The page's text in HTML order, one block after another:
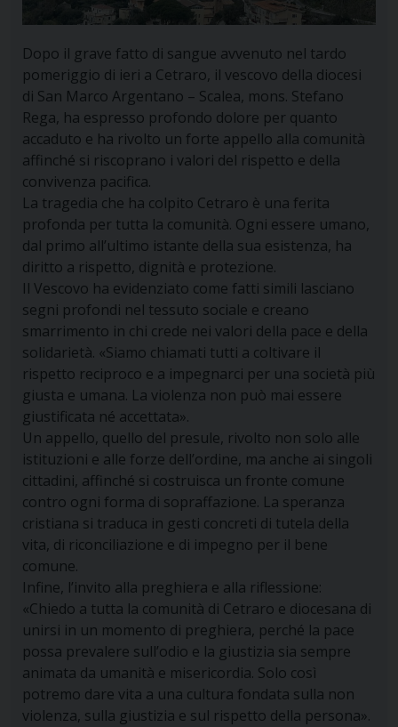
Dopo il grave fatto di sangue avvenuto nel tardo
pomeriggio di ieri a Cetraro, il vescovo della diocesi
di San Marco Argentano – Scalea, mons. Stefano
Rega, ha espresso profondo dolore per quanto
accaduto e ha rivolto un forte appello alla comunità
affinché si riscoprano i valori del rispetto e della
convivenza pacifica.
La tragedia che ha colpito Cetraro è una ferita
profonda per tutta la comunità. Ogni essere umano,
dal primo all’ultimo istante della sua esistenza, ha
diritto a rispetto, dignità e protezione.
Il Vescovo ha evidenziato come fatti simili lasciano
segni profondi nel tessuto sociale e creano
smarrimento in chi crede nei valori della pace e della
solidarietà. «Siamo chiamati tutti a coltivare il
rispetto reciproco e a impegnarci per una società più
giusta e umana. La violenza non può mai essere
giustificata né accettata».
Un appello, quello del presule, rivolto non solo alle
istituzioni e alle forze dell’ordine, ma anche ai singoli
cittadini, affinché si costruisca un fronte comune
contro ogni forma di sopraffazione. La speranza
cristiana si traduca in gesti concreti di tutela della
vita, di riconciliazione e di impegno per il bene
comune.
Infine, l’invito alla preghiera e alla riflessione:
«Chiedo a tutta la comunità di Cetraro e diocesana di
unirsi in un momento di preghiera, perché la pace
possa prevalere sull’odio e la giustizia sia sempre
animata da umanità e misericordia. Solo così
potremo dare vita a una cultura fondata sulla non
violenza, sulla giustizia e sul rispetto della persona».